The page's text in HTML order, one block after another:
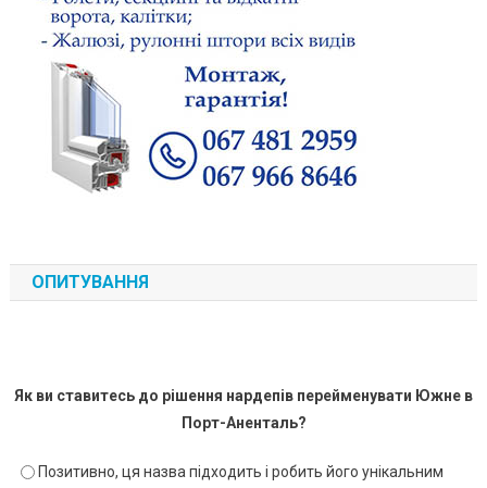
ОПИТУВАННЯ
Як ви ставитесь до рішення нардепів перейменувати Южне в
Порт-Аненталь?
Позитивно, ця назва підходить і робить його унікальним